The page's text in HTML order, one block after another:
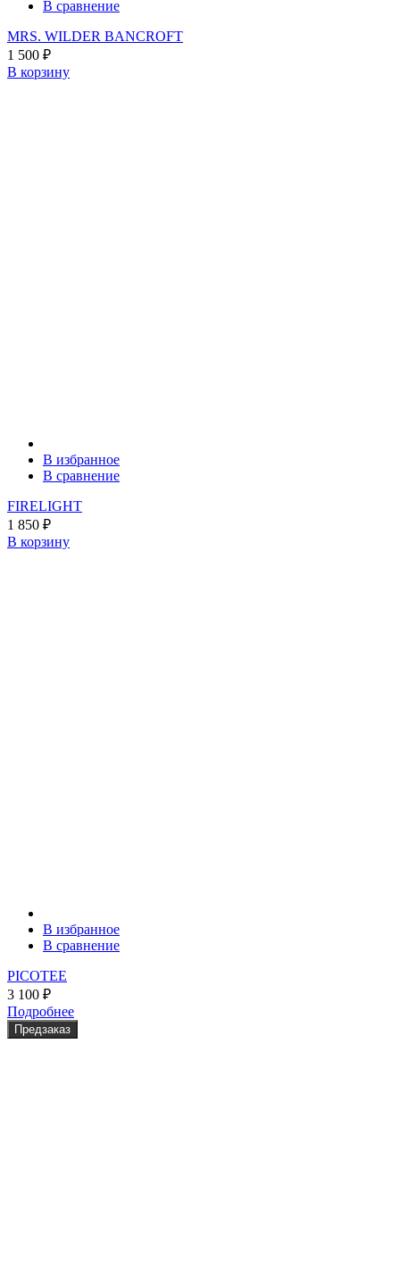
В сравнение
MRS. WILDER BANCROFT
1 500 ₽
В корзину
В избранное
В сравнение
FIRELIGHT
1 850 ₽
В корзину
В избранное
В сравнение
PICOTEE
3 100 ₽
Подробнее
Предзаказ